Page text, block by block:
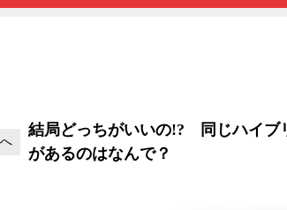
結局どっちがいいの!? 同じハイブ
があるのはなんで？